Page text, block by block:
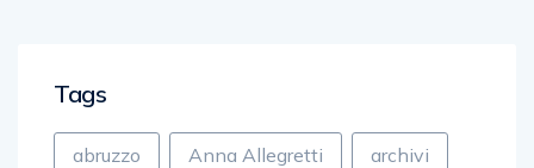
Tags
abruzzo Anna Allegretti archivi